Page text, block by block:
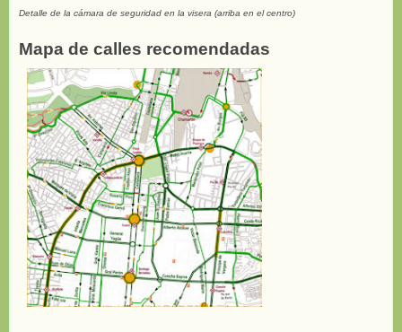
Detalle de la cámara de seguridad en la visera (arriba en el centro)
Mapa de calles recomendadas